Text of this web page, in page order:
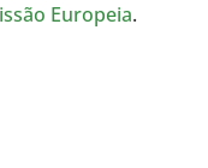
Europeia.